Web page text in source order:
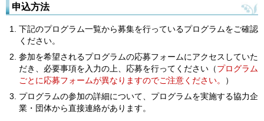
申込方法
下記のプログラム一覧から募集を行っているプログラムをご確認
ください。
参加を希望されるプログラムの応募フォームにアクセスしていた
だき、必要事項を入力の上、応募を行ってください（プログラム
ごとに応募フォームが異なりますのでご注意ください。
）
プログラムの参加の詳細について、プログラムを実施する協力企
業・団体から直接連絡があります。